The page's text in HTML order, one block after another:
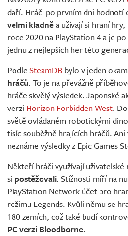
Živě
daří. Hráči po prvním dni hodnotí
velmi kladněa užívají si hraní
roce 2020 na PlayStation 4 a je
jednu z nejlepších her této
Podle SteamDB bylo v jeden
hráčů. To je na převážně
hráče skvělý výsledek. Japonské
verzi Horizon Forbidden West.
světě ovládaném robotickými
tisíc souběžně hrajících hráčů.
neznáme výsledky z Epic Games
Někteří hráči využívají uživatelské
si postěžovali. Stížnosti míří na
PlayStation Network účet pro
režimu Legends. Kvůli němu se
180 zemích, což také budí
PC verzi Bloodborne.